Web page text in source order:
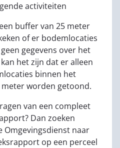
activiteiten
buffer van 25 meter
of er bodemlocaties
gegevens over het
het zijn dat er alleen
binnen het
worden getoond.
van een compleet
Dan zoeken
Omgevingsdienst naar
op een perceel